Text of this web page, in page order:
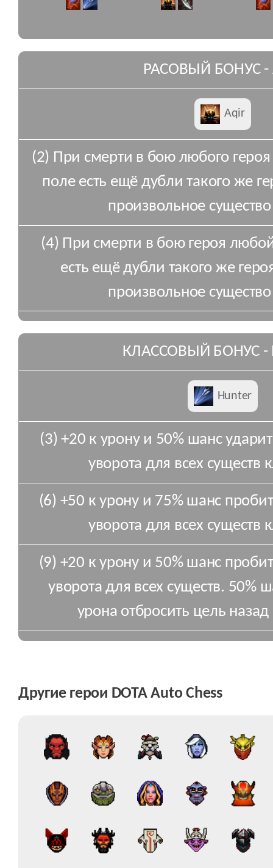
РАСОВЫЙ БОНУС -
Aqir
(2) При смерти в бою любого
поле есть ещё дубли такого же
произвольное
(4) При смерти в бою героя
есть ещё дубли такого же
произвольное
КЛАССОВЫЙ БОНУС -
Hunter
(3) +20 к урону и 50% шанс
уворота для всех существ
(6) +50 к урону и 75% шанс
уворота для всех существ
(9) +20 к урону и 50% шанс
уворота для всех существ. 50%
урона отбросить цель
Другие герои DOTA Auto Chess